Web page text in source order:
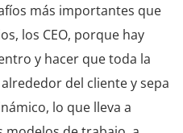
más importantes que
los CEO, porque hay
y hacer que toda la
del cliente y sepa
lo que lleva a